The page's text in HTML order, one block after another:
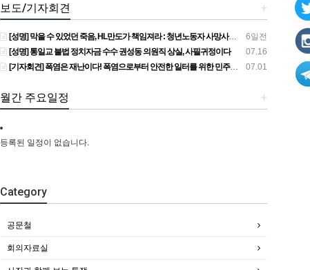
+
보도/기자회견
6일전
[성명] 막을 수 있었던 죽음, HL만도가 책임져라 : 청년노동자 사망사고의 철저한 진상규명과 재발방지 대책 마련하라
07.16
[성명] 통일교 불법 정치자금 수수 권성동 의원직 상실, 사필귀정이다
07.01
[기자회견] 폭염은 재난이다! 폭염으로부터 안전한 일터를 위한 민주노총 강원지역본부 폭염감시단 선포 기자회견
+
월간 주요일정
등록된 일정이 없습니다.
Category
공문철
회의자료실